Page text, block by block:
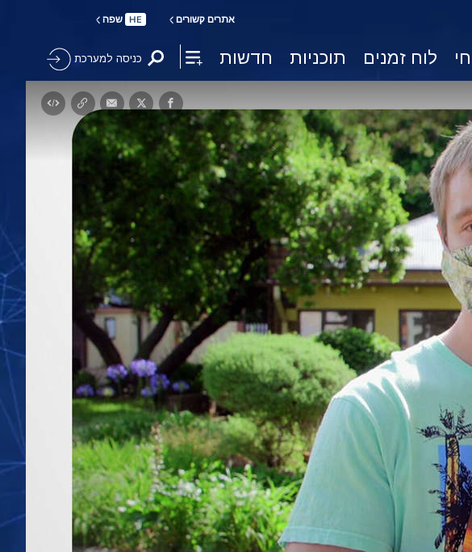
אתרים קשורים HE שפה
לוח זמנים תוכניות חדשות כניסה למערכת